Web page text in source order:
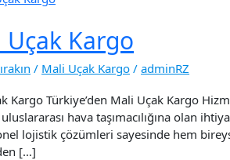
Uçak Kargo
/ Mali Uçak Kargo /adminRZ
Kargo Türkiye’den Mali Uçak Kargo
hava taşımacılığına olan
lojistik çözümleri sayesinde hem
[…]